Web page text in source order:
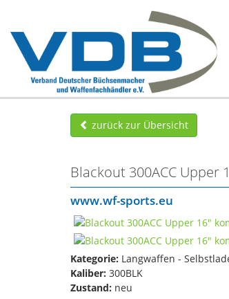
zurück zur Übersicht
Blackout 300ACC Upper
www.wf-sports.eu
Kategorie: Langwaffen -
Kaliber: 300BLK
Zustand: neu